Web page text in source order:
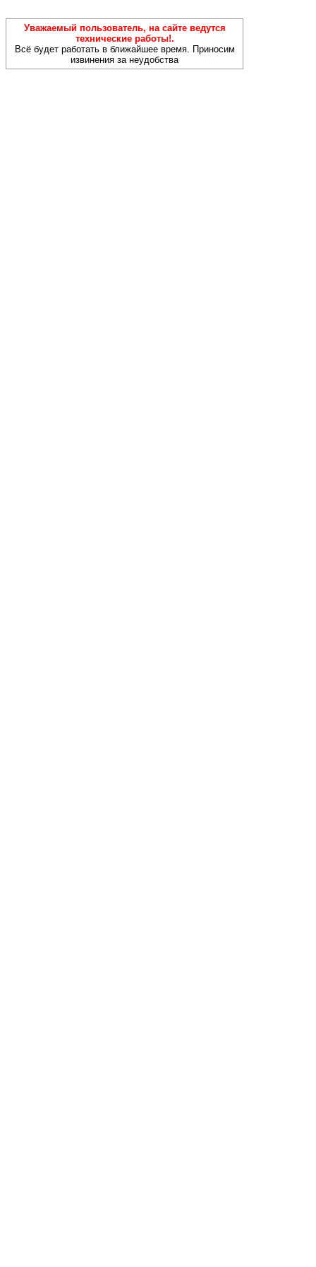
Уважаемый пользователь, на сайте ведутся
технические работы!.
Всё будет работать в ближайшее время. Приносим
извинения за неудобства